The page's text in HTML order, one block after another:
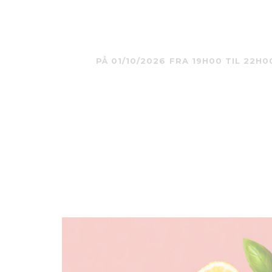
PÅ 01/10/2026 FRA 19H00 TIL